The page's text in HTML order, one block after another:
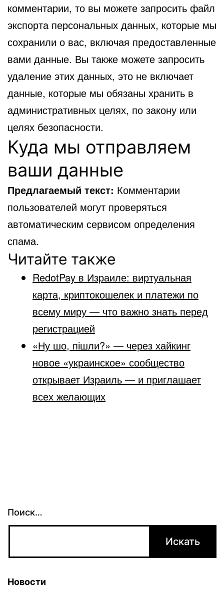
комментарии, то вы можете запросить файл
экспорта персональных данных, которые мы
сохранили о вас, включая предоставленные
вами данные. Вы также можете запросить
удаление этих данных, это не включает
данные, которые мы обязаны хранить в
административных целях, по закону или
целях безопасности.
Куда мы отправляем
ваши данные
Предлагаемый текст: Комментарии
пользователей могут проверяться
автоматическим сервисом определения
спама.
Читайте также
RedotPay в Израиле: виртуальная
карта, криптокошелек и платежи по
всему миру — что важно знать перед
регистрацией
«Ну шо, пішли?» — через хайкинг
новое «украинское» сообщество
открывает Израиль — и приглашает
всех желающих
Поиск…
Новости